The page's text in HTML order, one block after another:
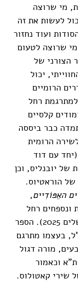
מי שרוצה
לעשות את זה
ועוד נחזור
שרוצה לטעום
הצורני של
יכול
הרומיים
רחל
קלסיים
כבר ביססה
הרומית
עם דוד
של יובנליס, וכן
של הוראטיוס.
האֵפּוֹדִיים,
ונספחים רחל
בירנבאום (הוצאת מוסד ביאליק, ירושלים 2025). הספר
בעצמו מתרגם
מורה דגול
וכאמור
שירי קאטולוס.